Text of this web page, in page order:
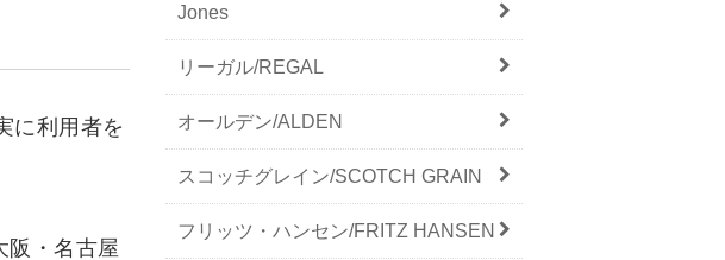
に利用者を
阪・名古屋
Jones
リーガル/REGAL
オールデン/ALDEN
スコッチグレイン/SCOTCH GRAIN
フリッツ・ハンセン/FRITZ HANSEN